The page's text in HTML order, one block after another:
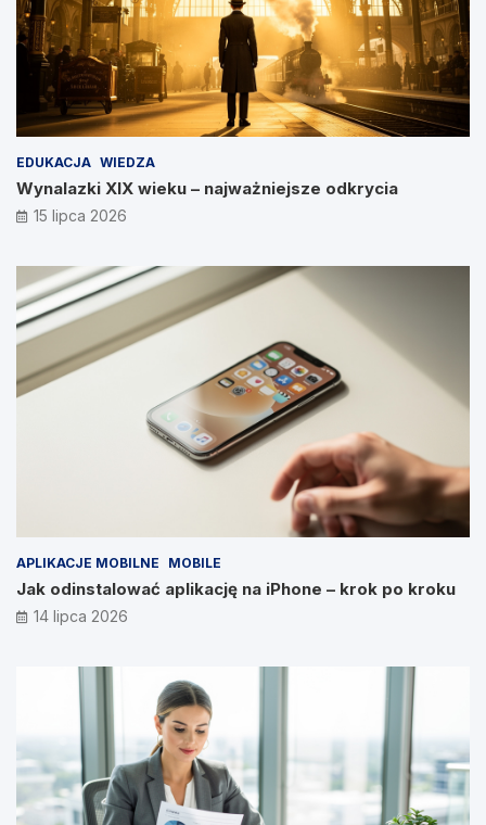
EDUKACJA WIEDZA
Wynalazki XIX wieku – najważniejsze odkrycia
15 lipca 2026
APLIKACJE MOBILNE MOBILE
Jak odinstalować aplikację na iPhone – krok po kroku
14 lipca 2026